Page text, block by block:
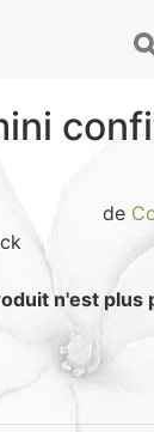
de
n'est plus